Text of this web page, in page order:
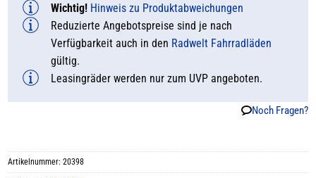
Wichtig! Hinweis zu Produktabweichungen
Reduzierte Angebotspreise sind je nach
Verfügbarkeit auch in den Radwelt Fahrradläden
gültig.
Leasingräder werden nur zum UVP angeboten.
Noch Fragen?
Artikelnummer:20398